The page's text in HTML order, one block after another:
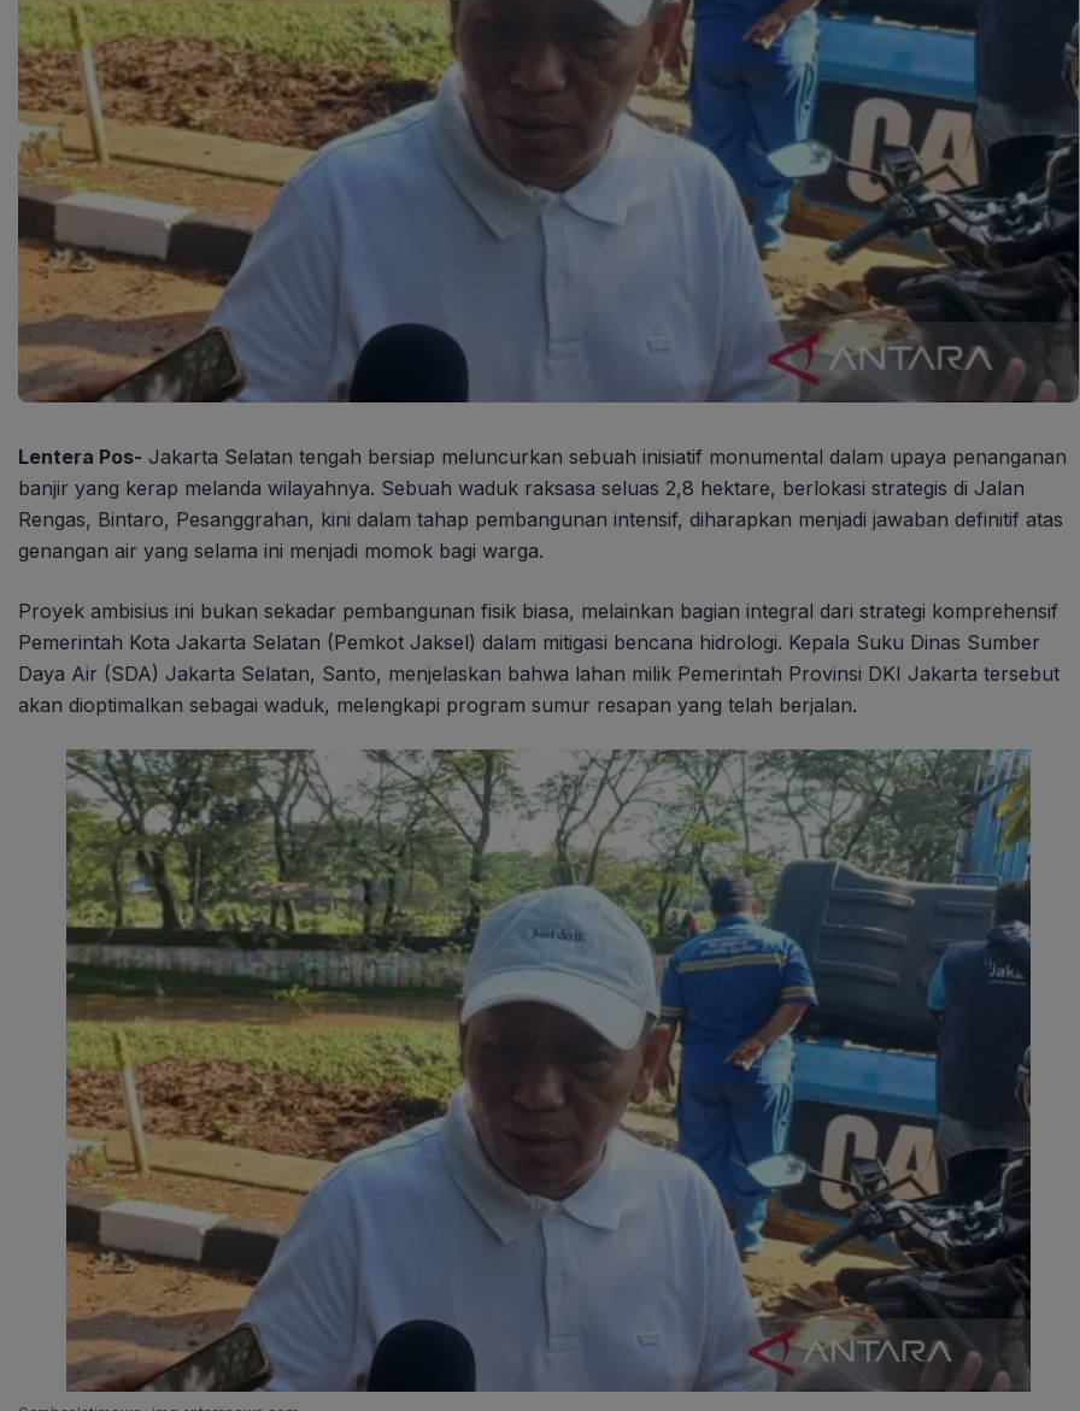
Lentera Pos- Jakarta Selatan tengah bersiap meluncurkan sebuah inisiatif monumental dalam upaya penanganan
banjir yang kerap melanda wilayahnya. Sebuah waduk raksasa seluas 2,8 hektare, berlokasi strategis di Jalan
Rengas, Bintaro, Pesanggrahan, kini dalam tahap pembangunan intensif, diharapkan menjadi jawaban definitif atas
genangan air yang selama ini menjadi momok bagi warga.
Proyek ambisius ini bukan sekadar pembangunan fisik biasa, melainkan bagian integral dari strategi komprehensif
Pemerintah Kota Jakarta Selatan (Pemkot Jaksel) dalam mitigasi bencana hidrologi. Kepala Suku Dinas Sumber
Daya Air (SDA) Jakarta Selatan, Santo, menjelaskan bahwa lahan milik Pemerintah Provinsi DKI Jakarta tersebut
akan dioptimalkan sebagai waduk, melengkapi program sumur resapan yang telah berjalan.